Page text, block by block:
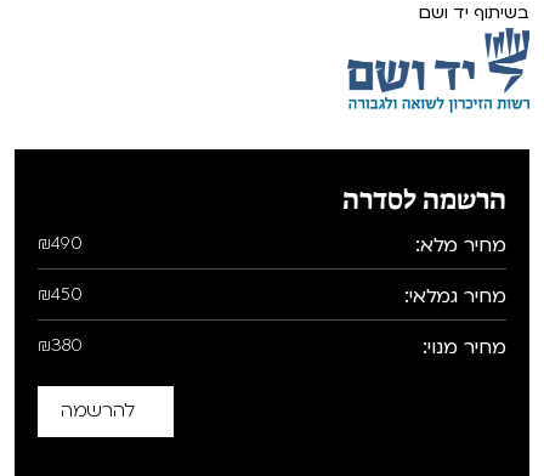
בשיתוף יד ושם
הרשמה לסדרה
מחיר מלא: ₪490
מחיר גמלאי: ₪450
מחיר מנוי: ₪380
להרשמה